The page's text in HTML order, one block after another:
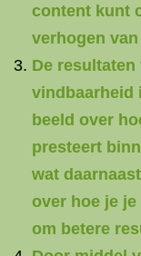
content kunt
verhogen
De
vindbaarheid
beeld over
presteert
wat
over hoe je je
om betere